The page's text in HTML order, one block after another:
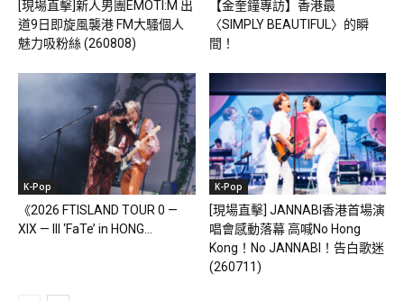
[現場直擊]新人男團EMOTI:M 出
道9日即旋風襲港 FM大騷個人
魅力吸粉絲 (260808)
【金奎鐘專訪】香港最
〈SIMPLY BEAUTIFUL〉的瞬
間！
K-Pop
《2026 FTISLAND TOUR 0 —
XIX — III ‘FaTe’ in HONG...
K-Pop
[現場直擊] JANNABI香港首場演
唱會感動落幕 高喊No Hong
Kong！No JANNABI！告白歌迷
(260711)